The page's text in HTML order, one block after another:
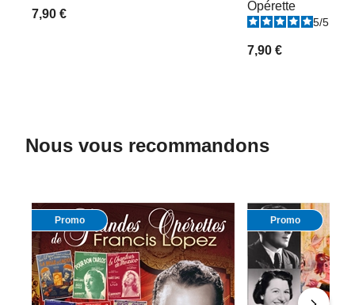
7,90 €
Opérette
5/5
7,90 €
Nous vous recommandons
Promo Promo